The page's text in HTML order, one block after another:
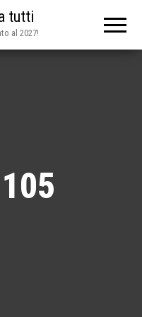
tutti
al 2027!